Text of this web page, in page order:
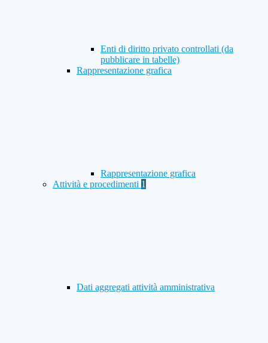
Enti di diritto privato controllati (da
pubblicare in tabelle)
Rappresentazione grafica
Rappresentazione grafica
Attività e procedimenti 1
Dati aggregati attività amministrativa